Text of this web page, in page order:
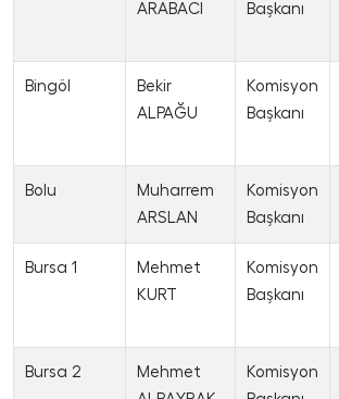
ARABACI
Başkanı
Bingöl
Bekir
ALPAĞU
Komisyon
Başkanı
Bolu
Muharrem
ARSLAN
Komisyon
Başkanı
Bursa 1
Mehmet
KURT
Komisyon
Başkanı
Bursa 2
Mehmet
Komisyon